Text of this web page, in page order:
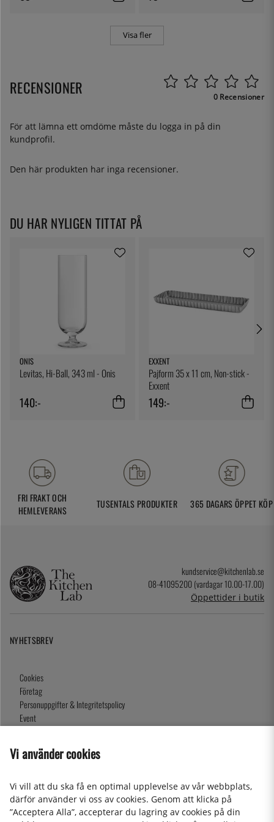
Visa fler
RECENSIONER 0 Recensioner
För att lämna ett omdöme måste du logga in på din
kundprofil.
Den här produkten har inga recensioner.
DU HAR NYLIGEN TITTAT PÅ
ONIS
Levitas, Hi-Ball, 343 ml - Onis
140:-
EXXENT
Pajform 35 x 11 cm, Non-stick -
Exxent
149:-
FRI FRAKT OCH
HEMLEVERANS
TUSENTALS PRODUKTER 365 DAGARS ÖPPET KÖP
kundservice@kitchenlab.se
08-41095200 (vardagar 10.00-17.00)
Öppettider i butik
NYHETSBREV
Cookies
Företag
Personuppgifter & Integritetspolicy
Event
Presentkort
Vi använder cookies
Vi vill att du ska få en optimal upplevelse av vår webbplats,
därför använder vi oss av cookies. Genom att klicka på
”Acceptera Alla”, accepterar du lagring av cookies på din